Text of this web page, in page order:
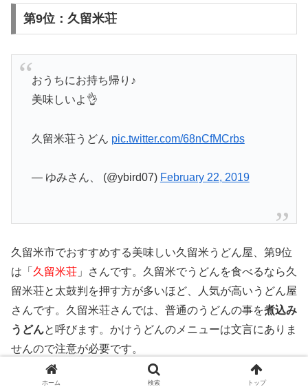
第9位：久留米荘
おうちにお持ち帰り♪
美味しいよ👌
久留米荘うどん pic.twitter.com/68nCfMCrbs
— ゆみさん、 (@ybird07) February 22, 2019
久留米市でおすすめする美味しい久留米うどん屋、第9位
は「 久留米荘 」さんです。久留米でうどんを食べるなら久
留米荘と太鼓判を押す方が多いほど、人気が高いうどん屋
さんです。久留米荘さんでは、普通のうどんの事を煮込み
うどんと呼びます。かけうどんのメニューは文言にありま
せんので注意が必要です。
濃い目のだしに 少しだけ煮込まれた麺 は体に優しく、スー
ホーム 検索 トップ